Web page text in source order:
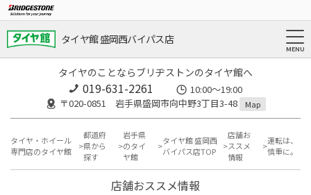
タイヤ館 盛岡西バイパス店
タイヤのことならブリヂストンのタイヤ館へ
019-631-2261
10:00～19:00
〒020-0851 岩手県盛岡市向中野3丁目3-48
Map
タイヤ・ホイール
専門店のタイヤ館
都道府
県から
探す
岩手県
のタイ
ヤ館
タイヤ館 盛岡西
バイパス店TOP
店舗お
ススメ
情報
運転は、
慎重に。
店舗おススメ情報